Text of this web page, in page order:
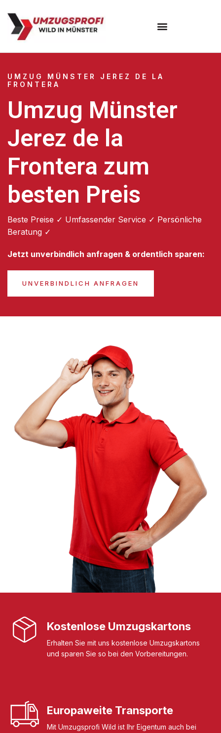
UMZUG MÜNSTER JEREZ DE LA
FRONTERA
Umzug Münster
Jerez de la
Frontera zum
besten Preis
Beste Preise ✓ Umfassender Service ✓ Persönliche
Beratung ✓
Jetzt unverbindlich anfragen & ordentlich sparen:
UNVERBINDLICH ANFRAGEN
Kostenlose Umzugskartons
Erhalten Sie mit uns kostenlose Umzugskartons
und sparen Sie so bei den Vorbereitungen.
Europaweite Transporte
Mit Umzugsprofi Wild ist Ihr Eigentum auch bei